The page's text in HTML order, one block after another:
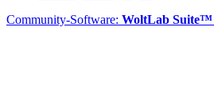
Community-Software: WoltLab Suite™